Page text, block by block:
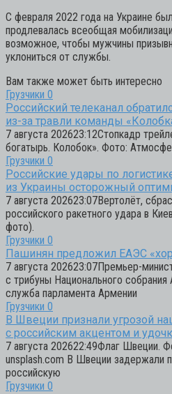
С февраля 2022 года на Украине
продлевалась всеобщая
возможное, чтобы мужчины
уклониться от службы.
Вам также может быть интересно
Грузчики 0
Российский телеканал
из-за травли команды
7 августа 202623:12Стопкадр
богатырь. Колобок». Фото:
Грузчики 0
Российские удары по
из Украины осторожный
7 августа 202623:07Вертолёт,
российского ракетного удара в
фото).
Грузчики 0
Пашинян предложил ЕАЭС
7 августа 202623:07Премьер-
с трибуны Национального
служба парламента Армении
Грузчики 0
В Швеции признали угрозой
с российским акцентом и
7 августа 202622:49Флаг Швеции.
unsplash.com В Швеции задержали
российскую
Грузчики 0